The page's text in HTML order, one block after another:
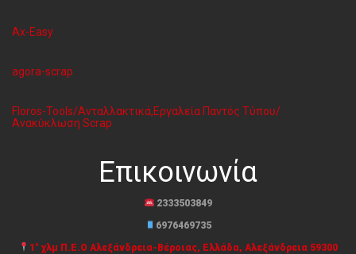
Ax-Easy
agora-scrap
Floros-Tools/Ανταλλακτικά,Εργαλεία Παντός Τύπου/
Ανακύκλωση Scrap
Επικοινωνία
2333503849
6976469735
1° χλμ Π.Ε.Ο Αλεξάνδρεια-Βέροιας, Ελλάδα, Αλεξάνδρεια 59300